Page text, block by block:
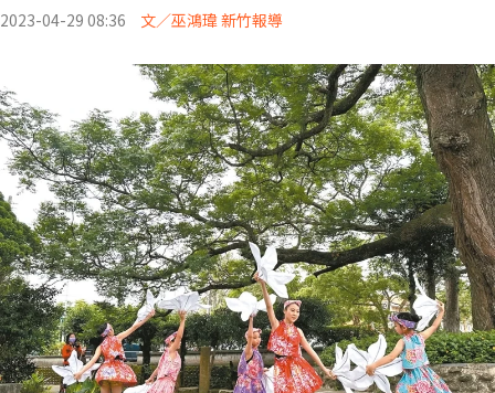
2023-04-29 08:36 文／巫鴻瑋 新竹報導